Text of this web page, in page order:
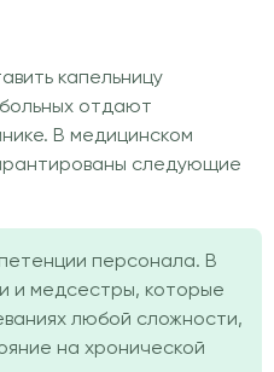
капельницу
отдают
В медицинском
следующие
персонала. В
и медсестры, которые
любой сложности,
на хронической